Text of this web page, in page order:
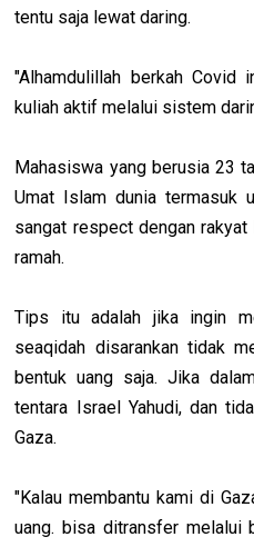
tentu saja lewat daring.
"Alhamdulillah berkah
kuliah aktif melalui sistem
Mahasiswa yang berusia 23
Umat Islam dunia termasuk
sangat respect dengan
ramah.
Tips itu adalah jika ingin
seaqidah disarankan tidak
bentuk uang saja. Jika
tentara Israel Yahudi, dan
Gaza.
"Kalau membantu kami di
uang. bisa ditransfer melalui